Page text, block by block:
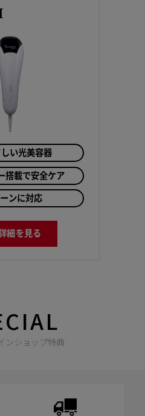
い光美容器
搭載で安全ケア
ンに対応
細を見る
ンショップ特典